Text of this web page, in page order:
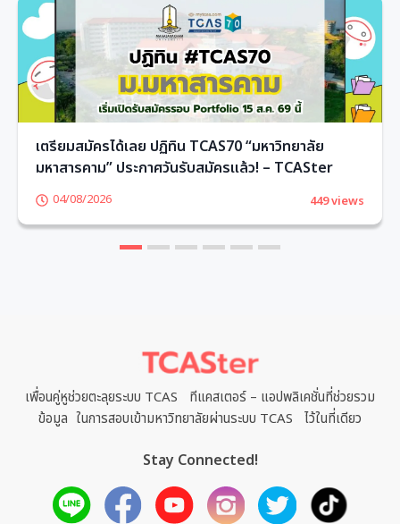
เตรียมสมัครได้เลย ปฏิทิน TCAS70 “มหาวิทยาลัย
มหาสารคาม” ประกาศวันรับสมัครแล้ว! – TCASter
04/08/2026 449 views
3 4 5 6
เพื่อนคู่หูช่วยตะลุยระบบ TCAS ทีแคสเตอร์ – แอปพลิเคชั่นที่ช่วยรวม
ข้อมูล ในการสอบเข้ามหาวิทยาลัยผ่านระบบ TCAS ไว้ในที่เดียว
Stay Connected!